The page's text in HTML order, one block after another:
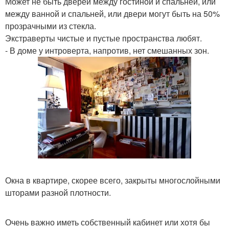
между ванной и спальней, или двери могут быть на 50%
прозрачными из стекла.
Экстраверты чистые и пустые пространства любят.
- В доме у интроверта, напротив, нет смешанных зон.
Окна в квартире, скорее всего, закрыты многослойными
шторами разной плотности.
Очень важно иметь собственный кабинет или хотя бы